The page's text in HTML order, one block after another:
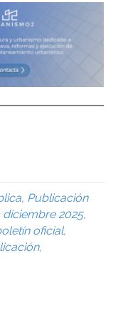
, Publicación
diciembre 2025,
oficial,
,